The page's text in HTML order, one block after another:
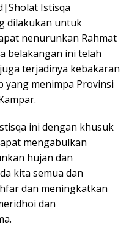
Istisqa
dilakukan untuk
nenurunkan Rahmat
belakangan ini telah
terjadinya kebakaran
yang menimpa Provinsi
ini dengan khusuk
mengabulkan
hujan dan
kita semua dan
dan meningkatkan
dan